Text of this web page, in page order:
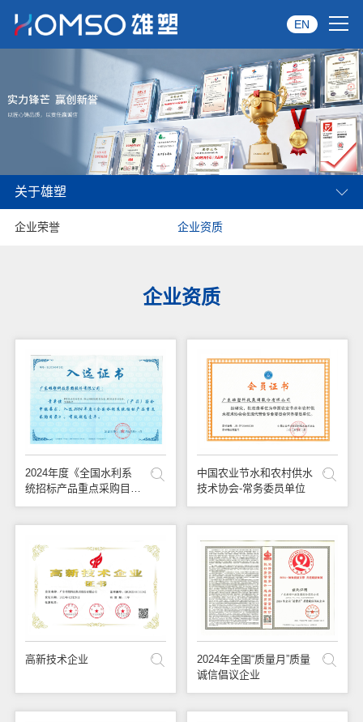
关于雄塑
品牌服务
投资者关系
经典案例
联系我们
EN
关于雄塑
企业荣誉 企业资质
企业资质
2024年度《全国水利系
统招标产品重点采购目
录》
中国农业节水和农村供水
技术协会-常务委员单位
高新技术企业
2024年全国“质量月”质量
诚信倡议企业